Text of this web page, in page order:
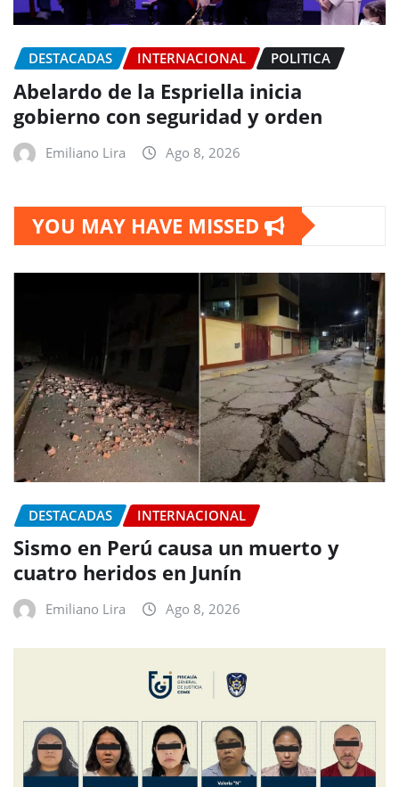
DESTACADAS INTERNACIONAL POLITICA
Abelardo de la Espriella inicia
gobierno con seguridad y orden
Emiliano Lira Ago 8, 2026
YOU MAY HAVE MISSED
DESTACADAS INTERNACIONAL
Sismo en Perú causa un muerto y
cuatro heridos en Junín
Emiliano Lira Ago 8, 2026